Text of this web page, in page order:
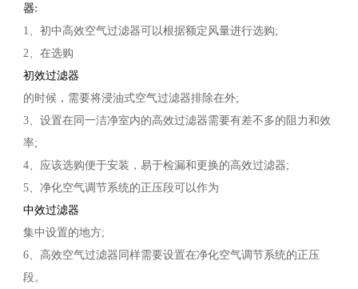
器:
1、初中高效空气过滤器可以根据额定风量进行选购;
2、在选购
初效过滤器
的时候，需要将浸油式空气过滤器排除在外;
3、设置在同一洁净室内的高效过滤器需要有差不多的阻力和效
率;
4、应该选购便于安装，易于检漏和更换的高效过滤器;
5、净化空气调节系统的正压段可以作为
中效过滤器
集中设置的地方;
6、高效空气过滤器同样需要设置在净化空气调节系统的正压
段。